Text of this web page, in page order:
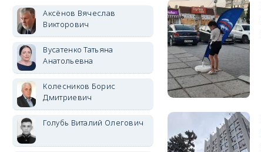
Аксёнов Вячеслав
Викторович
Вусатенко Татьяна
Анатольевна
Колесников Борис
Дмитриевич
Голубь Виталий Олегович